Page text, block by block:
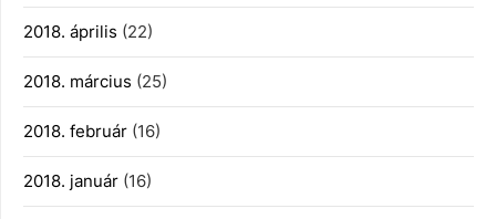
2018. április (22)
2018. március (25)
2018. február (16)
2018. január (16)